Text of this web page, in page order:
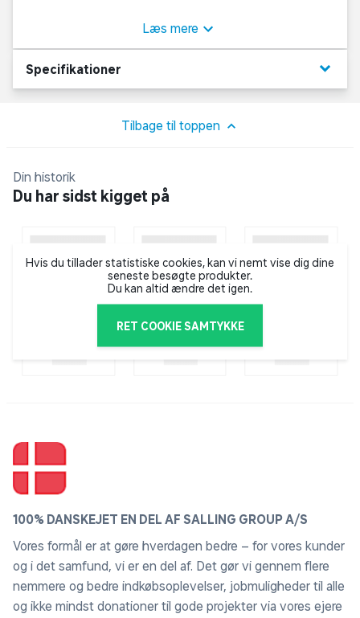
krydser ind over hinanden på benet. Den er i 70
deniers transparens, som er i den lidt højere ende af
gennemsigtigheden på en strømpebuks.
Læs mere
Specifikationer keyboard_arrow_down
Tilbage til toppen
Din historik
Du har sidst kigget på
Hvis du tillader statistiske cookies, kan vi nemt vise dig dine
seneste besøgte produkter.
Du kan altid ændre det igen.
RET COOKIE SAMTYKKE
100% DANSKEJET EN DEL AF SALLING GROUP A/S
Vores formål er at gøre hverdagen bedre – for vores kunder
og i det samfund, vi er en del af. Det gør vi gennem flere
nemmere og bedre indkøbsoplevelser, jobmuligheder til alle
og ikke mindst donationer til gode projekter via vores ejere